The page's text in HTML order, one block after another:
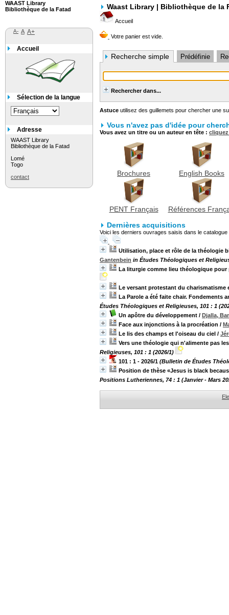
Waast Library | Bibliothèque de la
Accueil
Recherche simple Prédéfinie
Recherche
Rechercher dans...
Astuce utilisez des guillemets pour chercher une
Vous n'avez pas d'idée pour
Vous avez un titre ou un auteur en tête :
Brochures English Books
PENT Français
Références
Dernières acquisitions
Voici les derniers ouvrages saisis dans le catalogue
Utilisation, place et rôle de la théologie
Gantenbein in Études Théologiques et
La liturgie comme lieu théologique pour
Le versant protestant du charismatisme
La Parole a été faite chair.
Études Théologiques et Religieuses, 101 : 1
Un apôtre du développement / Djalla,
Face aux injonctions à la procréation /
Le lis des champs et l'oiseau du ciel /
Vers une théologie qui n'alimente pas
Religieuses, 101 : 1 (2026/1)
101 : 1 - 2026/1 (Bulletin de Études
Position de thèse «Jesus is black
Positions Lutheriennes, 74 : 1 (Janvier - Mars
WAAST Library
Bibliothèque de la Fatad
A- A A+
Accueil
Sélection de la langue
Adresse
WAAST Library
Bibliothèque de la Fatad
Lomé
Togo
contact